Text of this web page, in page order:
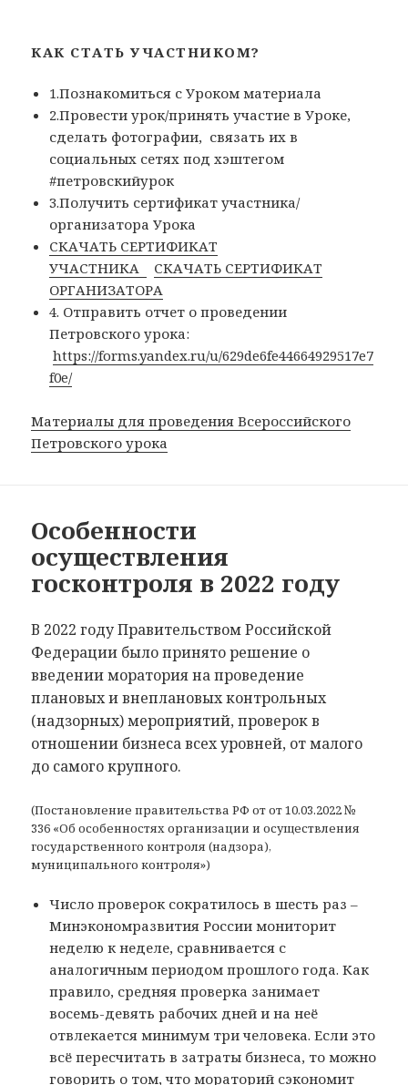
КАК СТАТЬ УЧАСТНИКОМ?
1.Познакомиться с Уроком материала
2.Провести урок/принять участие в Уроке,
сделать фотографии, связать их в
социальных сетях под хэштегом
#петровскийурок
3.Получить сертификат участника/
организатора Урока
СКАЧАТЬ СЕРТИФИКАТ
УЧАСТНИКА
СКАЧАТЬ СЕРТИФИКАТ
ОРГАНИЗАТОРА
4. Отправить отчет о проведении
Петровского урока:
https://forms.yandex.ru/u/629de6fe44664929517e7
f0e/
Материалы для проведения Всероссийского
Петровского урока
Особенности
осуществления
госконтроля в 2022 году
В 2022 году Правительством Российской
Федерации было принято решение о
введении моратория на проведение
плановых и внеплановых контрольных
(надзорных) мероприятий, проверок в
отношении бизнеса всех уровней, от малого
до самого крупного.
(Постановление правительства РФ от от 10.03.2022 №
336 «Об особенностях организации и осуществления
государственного контроля (надзора),
муниципального контроля»)
Число проверок сократилось в шесть раз –
Минэкономразвития России мониторит
неделю к неделе, сравнивается с
аналогичным периодом прошлого года. Как
правило, средняя проверка занимает
восемь-девять рабочих дней и на неё
отвлекается минимум три человека. Если это
всё пересчитать в затраты бизнеса, то можно
говорить о том, что мораторий сэкономит